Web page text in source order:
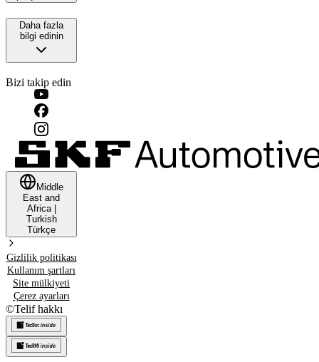
Daha fazla
bilgi edinin
Bizi takip edin
Middle
East and
Africa|
Turkish
Türkçe
Gizlilik politikası
Kullanım şartları
Site mülkiyeti
Çerez ayarları
©Telif hakkı